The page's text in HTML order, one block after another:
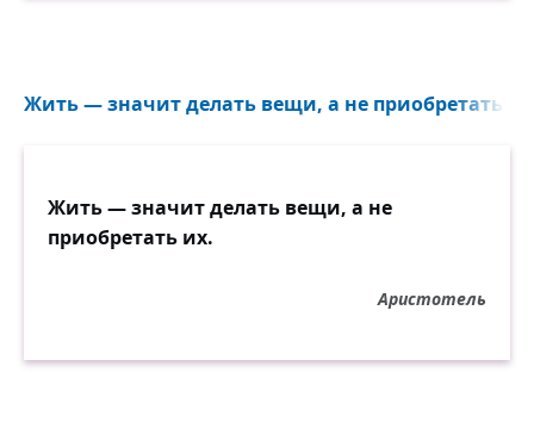
Жить — значит делать вещи, а не приобретать
Жить — значит делать вещи, а не
приобретать их.
Аристотель